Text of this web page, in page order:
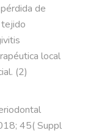
de
local
(2)
45( Suppl